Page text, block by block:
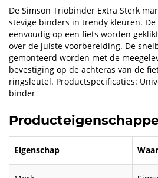
De Simson Triobinder Extra Sterk
stevige binders in trendy kleuren.
eenvoudig op een fiets worden
over de juiste voorbereiding. De
gemonteerd worden met de
bevestiging op de achteras van de
ringsleutel. Productspecificaties:
binder
Eigenschap